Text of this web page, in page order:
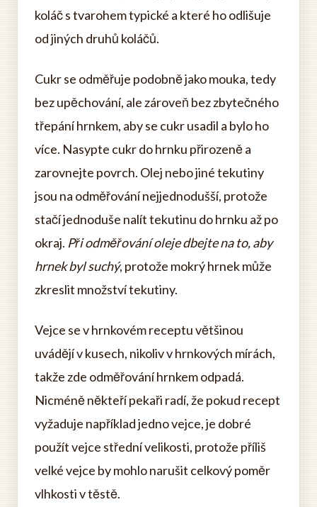
koláč s tvarohem typické a které ho odlišuje
od jiných druhů koláčů.
Cukr se odměřuje podobně jako mouka, tedy
bez upěchování, ale zároveň bez zbytečného
třepání hrnkem, aby se cukr usadil a bylo ho
více. Nasypte cukr do hrnku přirozeně a
zarovnejte povrch. Olej nebo jiné tekutiny
jsou na odměřování nejjednodušší, protože
stačí jednoduše nalít tekutinu do hrnku až po
okraj. Při odměřování oleje dbejte na to, aby
hrnek byl suchý, protože mokrý hrnek může
zkreslit množství tekutiny.
Vejce se v hrnkovém receptu většinou
uvádějí v kusech, nikoliv v hrnkových mírách,
takže zde odměřování hrnkem odpadá.
Nicméně někteří pekaři radí, že pokud recept
vyžaduje například jedno vejce, je dobré
použít vejce střední velikosti, protože příliš
velké vejce by mohlo narušit celkový poměr
vlhkosti v těstě.